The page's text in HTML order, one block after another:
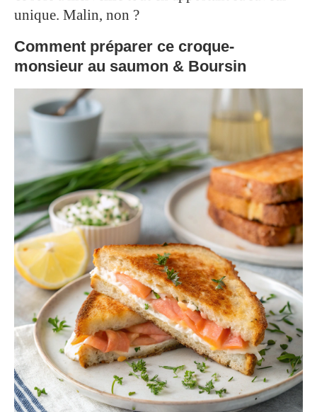
unique. Malin, non ?
Comment préparer ce croque-
monsieur au saumon & Boursin